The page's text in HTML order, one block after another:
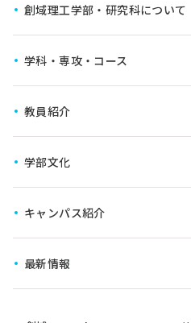
創域理工学部・研究科について
学科・専攻・コース
学科・専攻
6年一貫教育コース
横断型コース
教員紹介
学部文化
キャンパス紹介
最新情報